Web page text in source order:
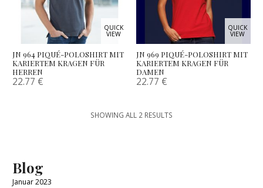
QUICK
VIEW
JN 964 PIQUÉ-POLOSHIRT MIT
KARIERTEM KRAGEN FÜR
HERREN
22.77 €
QUICK
VIEW
JN 969 PIQUÉ-POLOSHIRT MIT
KARIERTEM KRAGEN FÜR
DAMEN
22.77 €
SHOWING ALL 2 RESULTS
Blog
Januar 2023